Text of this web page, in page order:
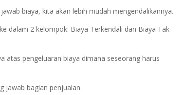
biaya, kita akan lebih mudah mengendalikannya.
dalam 2 kelompok: Biaya Terkendali dan Biaya Tak
atas pengeluaran biaya dimana seseorang harus
jawab bagian penjualan.